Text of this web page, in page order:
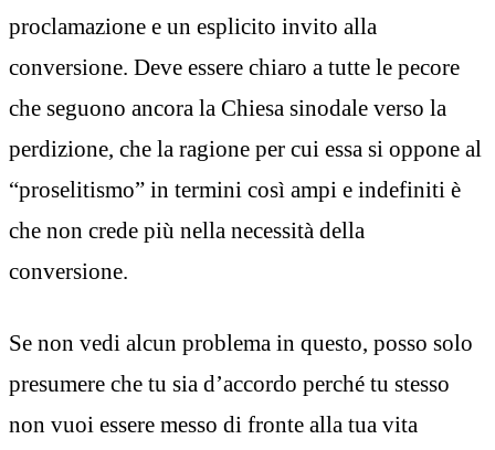
proclamazione e un esplicito invito alla
conversione. Deve essere chiaro a tutte le pecore
che seguono ancora la Chiesa sinodale verso la
perdizione, che la ragione per cui essa si oppone al
“proselitismo” in termini così ampi e indefiniti è
che non crede più nella necessità della
conversione.
Se non vedi alcun problema in questo, posso solo
presumere che tu sia d’accordo perché tu stesso
non vuoi essere messo di fronte alla tua vita